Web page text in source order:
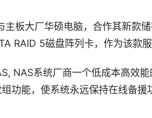
板大厂华硕电脑，合作其新款
RAID 5磁盘阵列卡，作为该款
NAS系统厂商一个低成本高效
功能，使系统永远保持在线备